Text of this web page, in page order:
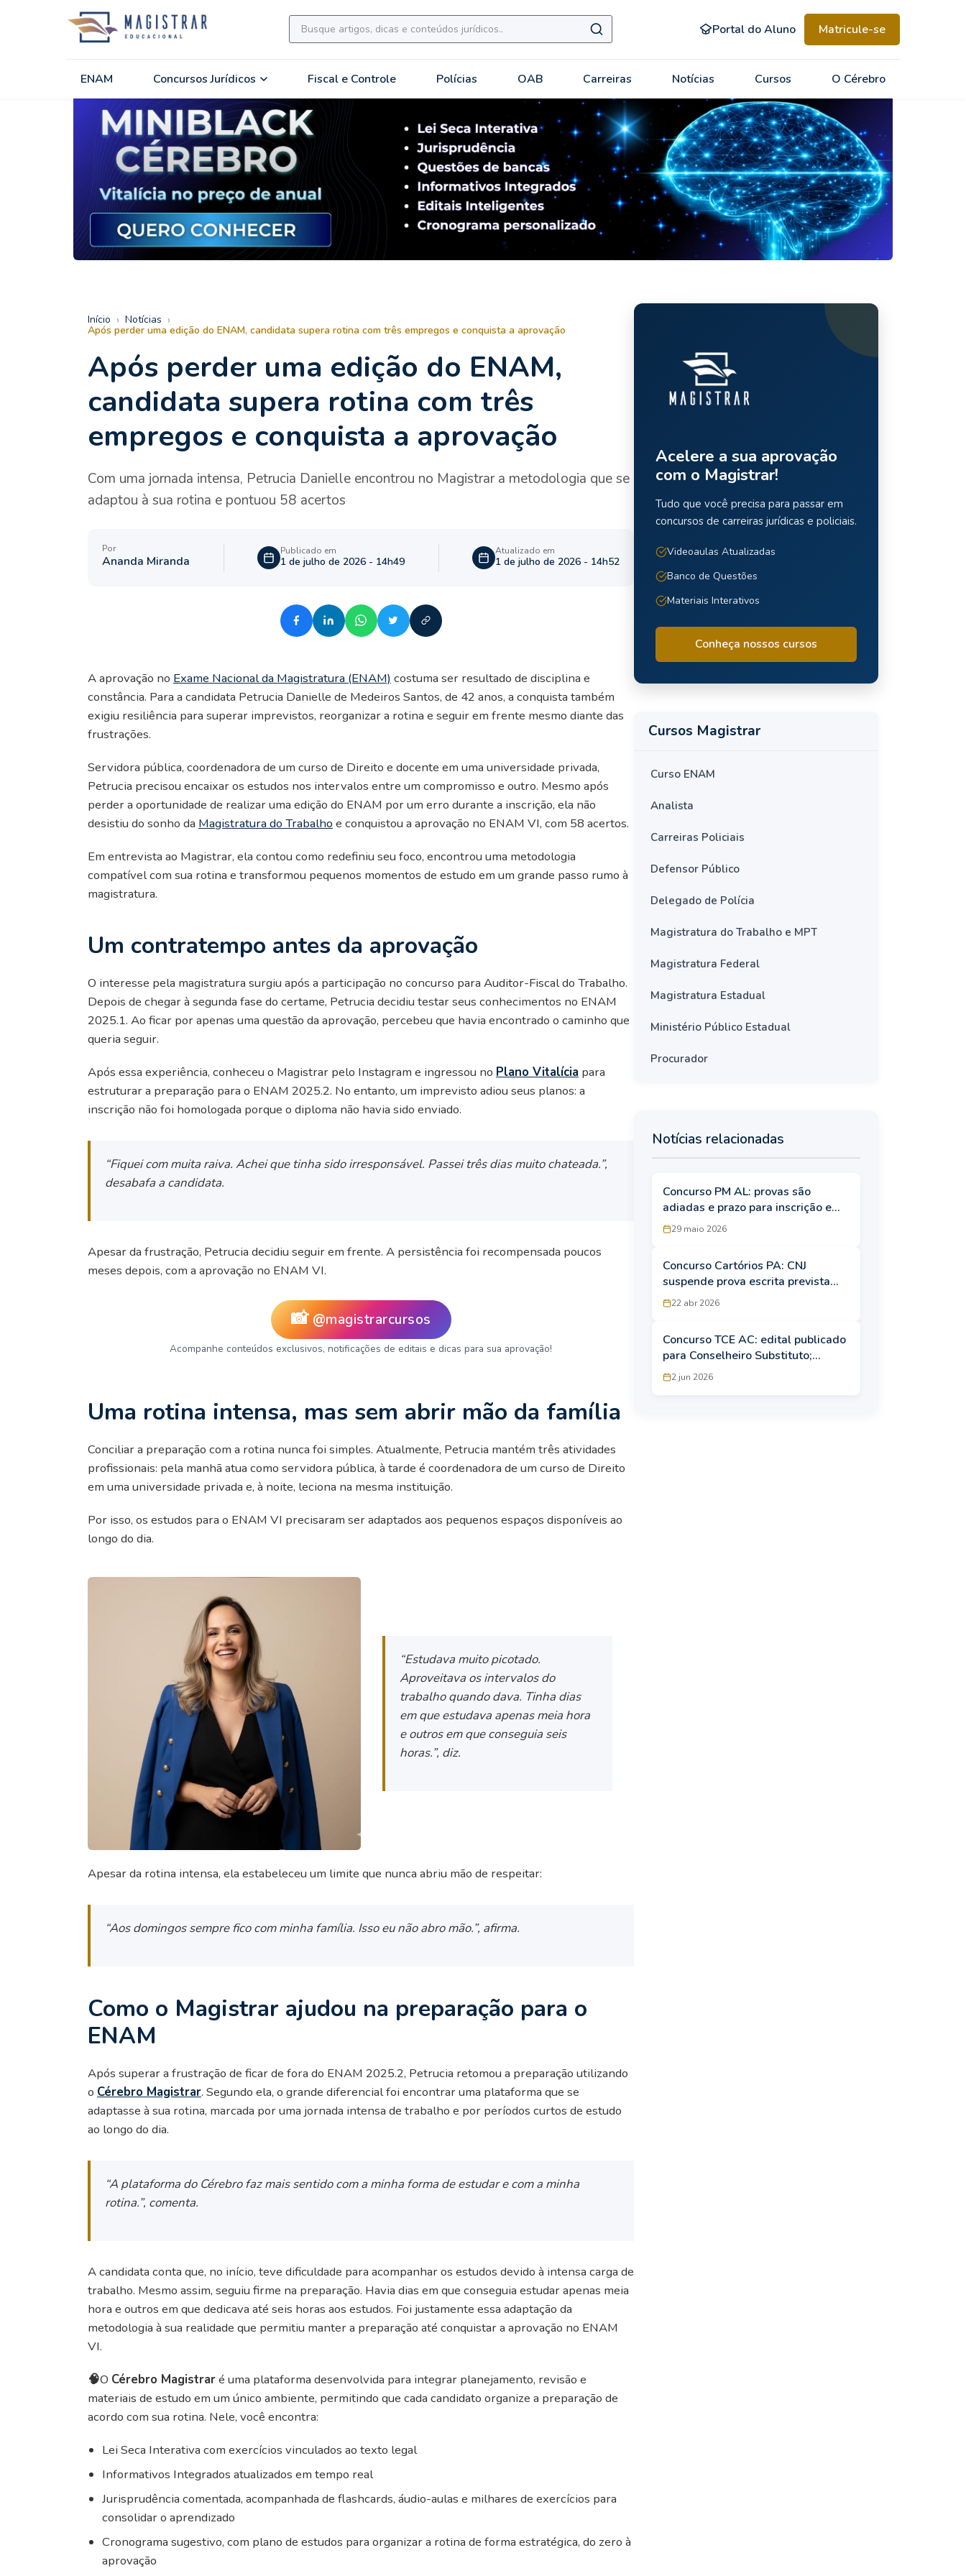
Portal do Aluno Matricule-se
ENAM Concursos Jurídicos Fiscal e Controle Polícias OAB Carreiras Notícias Cursos O Cérebro
Início › Notícias ›
Após perder uma edição do ENAM, candidata supera rotina com três empregos e conquista a aprovação
Após perder uma edição do ENAM,
candidata supera rotina com três
empregos e conquista a aprovação
Com uma jornada intensa, Petrucia Danielle encontrou no Magistrar a metodologia que se
adaptou à sua rotina e pontuou 58 acertos
Por
Ananda Miranda
Publicado em
1 de julho de 2026 - 14h49
Atualizado em
1 de julho de 2026 - 14h52
A aprovação no Exame Nacional da Magistratura (ENAM) costuma ser resultado de disciplina e
constância. Para a candidata Petrucia Danielle de Medeiros Santos, de 42 anos, a conquista também
exigiu resiliência para superar imprevistos, reorganizar a rotina e seguir em frente mesmo diante das
frustrações.
Servidora pública, coordenadora de um curso de Direito e docente em uma universidade privada,
Petrucia precisou encaixar os estudos nos intervalos entre um compromisso e outro. Mesmo após
perder a oportunidade de realizar uma edição do ENAM por um erro durante a inscrição, ela não
desistiu do sonho da Magistratura do Trabalho e conquistou a aprovação no ENAM VI, com 58 acertos.
Em entrevista ao Magistrar, ela contou como redefiniu seu foco, encontrou uma metodologia
compatível com sua rotina e transformou pequenos momentos de estudo em um grande passo rumo à
magistratura.
Um contratempo antes da aprovação
O interesse pela magistratura surgiu após a participação no concurso para Auditor-Fiscal do Trabalho.
Depois de chegar à segunda fase do certame, Petrucia decidiu testar seus conhecimentos no ENAM
2025.1. Ao ficar por apenas uma questão da aprovação, percebeu que havia encontrado o caminho que
queria seguir.
Após essa experiência, conheceu o Magistrar pelo Instagram e ingressou no Plano Vitalícia para
estruturar a preparação para o ENAM 2025.2. No entanto, um imprevisto adiou seus planos: a
inscrição não foi homologada porque o diploma não havia sido enviado.
“Fiquei com muita raiva. Achei que tinha sido irresponsável. Passei três dias muito chateada.”,
desabafa a candidata.
Apesar da frustração, Petrucia decidiu seguir em frente. A persistência foi recompensada poucos
meses depois, com a aprovação no ENAM VI.
📸 @magistrarcursos
Acompanhe conteúdos exclusivos, notificações de editais e dicas para sua aprovação!
Uma rotina intensa, mas sem abrir mão da família
Conciliar a preparação com a rotina nunca foi simples. Atualmente, Petrucia mantém três atividades
profissionais: pela manhã atua como servidora pública, à tarde é coordenadora de um curso de Direito
em uma universidade privada e, à noite, leciona na mesma instituição.
Por isso, os estudos para o ENAM VI precisaram ser adaptados aos pequenos espaços disponíveis ao
longo do dia.
“Estudava muito picotado.
Aproveitava os intervalos do
trabalho quando dava. Tinha dias
em que estudava apenas meia hora
e outros em que conseguia seis
horas.”, diz.
Apesar da rotina intensa, ela estabeleceu um limite que nunca abriu mão de respeitar:
“Aos domingos sempre fico com minha família. Isso eu não abro mão.”, afirma.
Como o Magistrar ajudou na preparação para o
ENAM
Após superar a frustração de ficar de fora do ENAM 2025.2, Petrucia retomou a preparação utilizando
o Cérebro Magistrar. Segundo ela, o grande diferencial foi encontrar uma plataforma que se
adaptasse à sua rotina, marcada por uma jornada intensa de trabalho e por períodos curtos de estudo
ao longo do dia.
“A plataforma do Cérebro faz mais sentido com a minha forma de estudar e com a minha
rotina.”, comenta.
A candidata conta que, no início, teve dificuldade para acompanhar os estudos devido à intensa carga de
trabalho. Mesmo assim, seguiu firme na preparação. Havia dias em que conseguia estudar apenas meia
hora e outros em que dedicava até seis horas aos estudos. Foi justamente essa adaptação da
metodologia à sua realidade que permitiu manter a preparação até conquistar a aprovação no ENAM
VI.
🧠O Cérebro Magistraré uma plataforma desenvolvida para integrar planejamento, revisão e
materiais de estudo em um único ambiente, permitindo que cada candidato organize a preparação de
acordo com sua rotina. Nele, você encontra:
Lei Seca Interativa com exercícios vinculados ao texto legal
Informativos Integrados atualizados em tempo real
Jurisprudência comentada, acompanhada de flashcards, áudio-aulas e milhares de exercícios para
consolidar o aprendizado
Cronograma sugestivo, com plano de estudos para organizar a rotina de forma estratégica, do zero à
aprovação
Acelere a sua aprovação
com o Magistrar!
Tudo que você precisa para passar em
concursos de carreiras jurídicas e policiais.
Videoaulas Atualizadas
Banco de Questões
Materiais Interativos
Conheça nossos cursos
Cursos Magistrar
Curso ENAM
Analista
Carreiras Policiais
Defensor Público
Delegado de Polícia
Magistratura do Trabalho e MPT
Magistratura Federal
Magistratura Estadual
Ministério Público Estadual
Procurador
Notícias relacionadas
Concurso PM AL: provas são
adiadas e prazo para inscrição e
isenção da taxa para candidatos
29 maio 2026
Concurso Cartórios PA: CNJ
suspende prova escrita prevista
para 26 de abril após
22 abr 2026
Concurso TCE AC: edital publicado
para Conselheiro Substituto;
inscrições a partir de 9 de junho
2 jun 2026